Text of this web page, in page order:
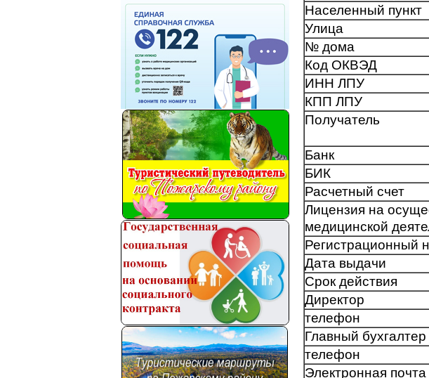
Населенный пункт
Улица
№ дома
Код ОКВЭД
ИНН ЛПУ
КПП ЛПУ
Получатель
Банк
БИК
Расчетный счет
Лицензия на
медицинской
Регистрационный
Дата выдачи
Срок действия
Директор
телефон
Главный бухгалтер
телефон
Электронная почта